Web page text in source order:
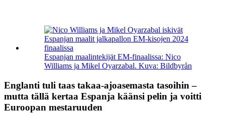
isompana
Espanjan maalintekijät EM-finaalissa: Nico
Williams ja Mikel Oyarzabal. Kuva: Bildbyrån
Englanti tuli taas takaa-ajoasemasta tasoihin –
mutta tällä kertaa Espanja käänsi pelin ja voitti
Euroopan mestaruuden